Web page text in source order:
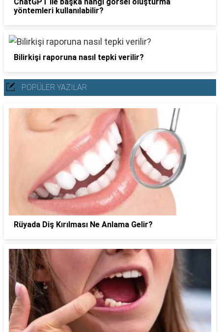
yöntemleri kullanılabilir?
Bilirkişi raporuna nasıl tepki verilir?
POPÜLER YAZILAR
Rüyada Diş Kırılması Ne Anlama Gelir?